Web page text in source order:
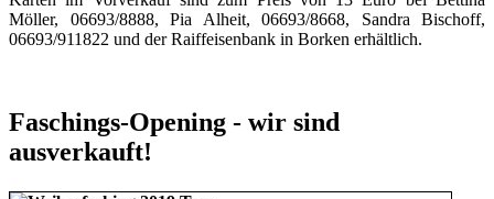
Möller, 06693/8888, Pia Alheit, 06693/8668, Sandra Bischoff,
06693/911822 und der Raiffeisenbank in Borken erhältlich.
Faschings-Opening - wir sind
ausverkauft!